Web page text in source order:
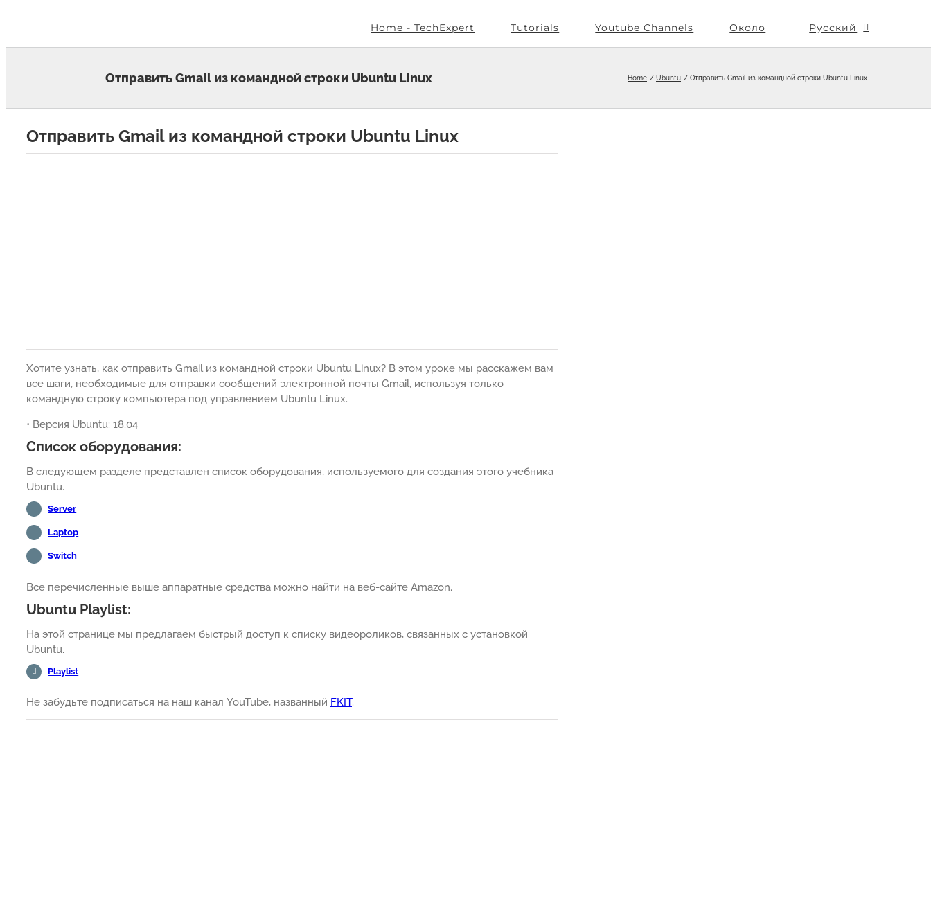
Home - TechExpert Tutorials Youtube Channels Около Русский
Отправить Gmail из командной строки Ubuntu Linux Home Ubuntu Отправить Gmail из командной строки Ubuntu Linux
Отправить Gmail из командной строки Ubuntu Linux
Хотите узнать, как отправить Gmail из командной строки Ubuntu Linux? В этом уроке мы расскажем вам
все шаги, необходимые для отправки сообщений электронной почты Gmail, используя только
командную строку компьютера под управлением Ubuntu Linux.
• Версия Ubuntu: 18.04
Список оборудования:
В следующем разделе представлен список оборудования, используемого для создания этого учебника
Ubuntu.
Server
Laptop
Switch
Все перечисленные выше аппаратные средства можно найти на веб-сайте Amazon.
Ubuntu Playlist:
На этой странице мы предлагаем быстрый доступ к списку видеороликов, связанных с установкой
Ubuntu.
Playlist
Не забудьте подписаться на наш канал YouTube, названный FKIT.